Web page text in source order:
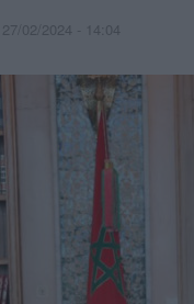
27/02/2024 - 14:04